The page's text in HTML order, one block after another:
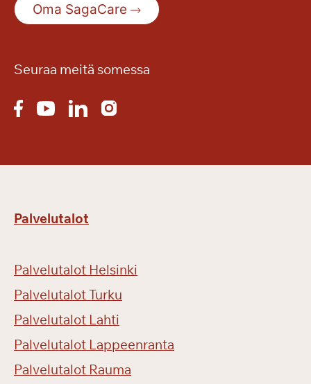
Oma SagaCare
Seuraa meitä somessa
Palvelutalot
Palvelutalot Helsinki
Palvelutalot Turku
Palvelutalot Lahti
Palvelutalot Lappeenranta
Palvelutalot Rauma